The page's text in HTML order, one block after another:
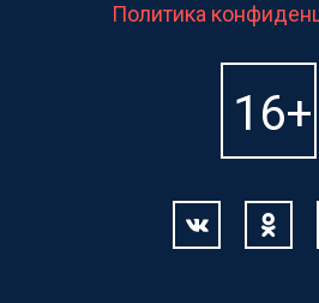
Политика